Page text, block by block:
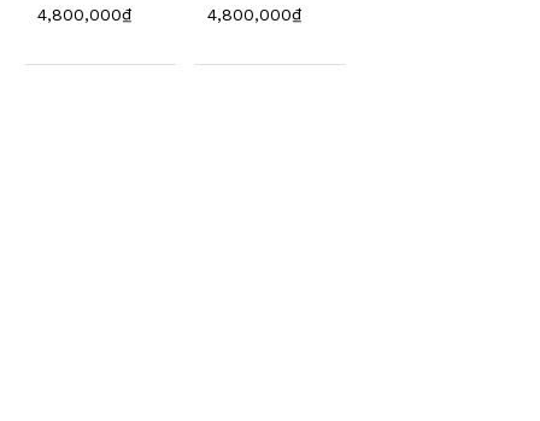
4,800,000₫
4,800,000₫